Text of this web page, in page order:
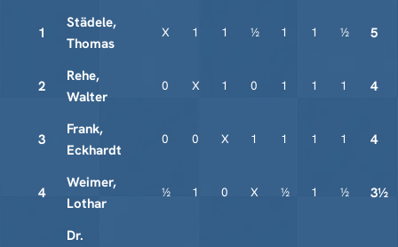
1
Städele,
Thomas
X 1 1 ½ 1 1 ½ 5
2
Rehe,
Walter
0 X 1 0 1 1 1 4
3
Frank,
Eckhardt
0 0 X 1 1 1 1 4
4
Weimer,
Lothar
½ 1 0 X ½ 1 ½ 3½
Dr.